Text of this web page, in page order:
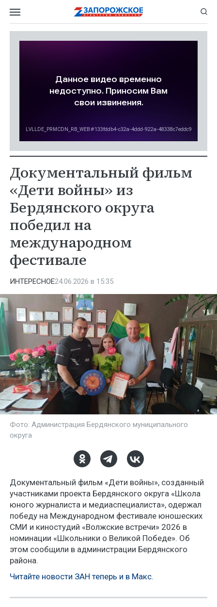
Документальный фильм
«Дети войны» из
Бердянского округа
победил на
международном
фестивале
ИНТЕРЕСНОЕ24.06.2026 в 15:35
Фото: Администрация Бердянского муниципального
округа
Документальный фильм «Дети войны», созданный
участниками проекта Бердянского округа «Школа
юного журналиста и медиаспециалиста», одержал
победу на Международном фестивале юношеских
СМИ и киностудий «Волжские встречи» 2026 в
номинации «Школьники о Великой Победе». Об
этом сообщили в администрации Бердянского
района.
Читайте новости ЗАН теперь и в Макс.